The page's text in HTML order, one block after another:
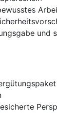
und